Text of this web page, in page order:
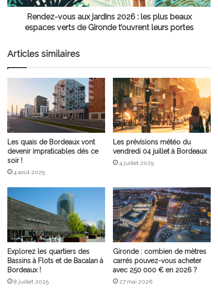
beaux
espaces
t’ouvrent
leurs
portes
Rendez-vous aux jardins 2026 : les plus beaux
espaces verts de Gironde t’ouvrent leurs portes
Articles similaires
Les quais de Bordeaux vont
devenir impraticables dés ce
soir !
4 août 2025
Les prévisions météo du
vendredi 04 juillet à Bordeaux
4 juillet 2025
Explorez les quartiers des
Bassins à Flots et de Bacalan à
Bordeaux !
8 juillet 2025
Gironde : combien de mètres
carrés pouvez-vous acheter
avec 250 000 € en 2026 ?
27 mai 2026